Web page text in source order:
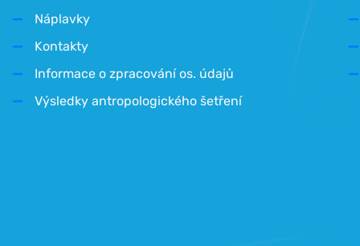
Náplavky
Kontakty
Informace o zpracování os. údajů
Výsledky antropologického šetření